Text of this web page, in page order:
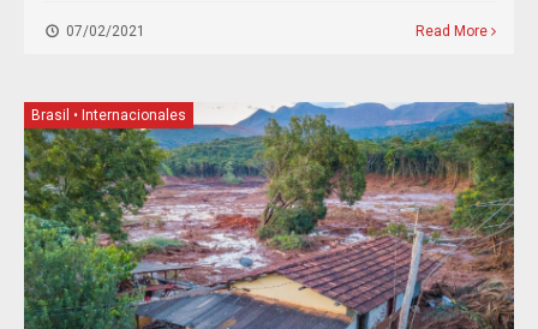
07/02/2021 Read More
Brasil • Internacionales